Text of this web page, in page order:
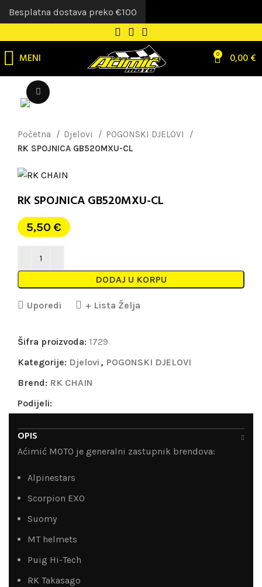
MENI 0 0,00€
Početna Djelovi
POGONSKI DJELOVI
RK SPOJNICA GB520MXU-CL
RK SPOJNICA GB520MXU-CL
5,50 €
DODAJ U KORPU
Uporedi + Lista Želja
Šifra proizvoda: 1729
Kategorije: Djelovi , POGONSKI DJELOVI
Brend: RK CHAIN
Podijeli:
OPIS
Aćimić MOTO je generalni zastupnik brendova:
Alpinestars
Scorpion EXO
Suomy
MT helmets
Puig Hi-Tech
RK Takasago
Besplatna dostava preko €100